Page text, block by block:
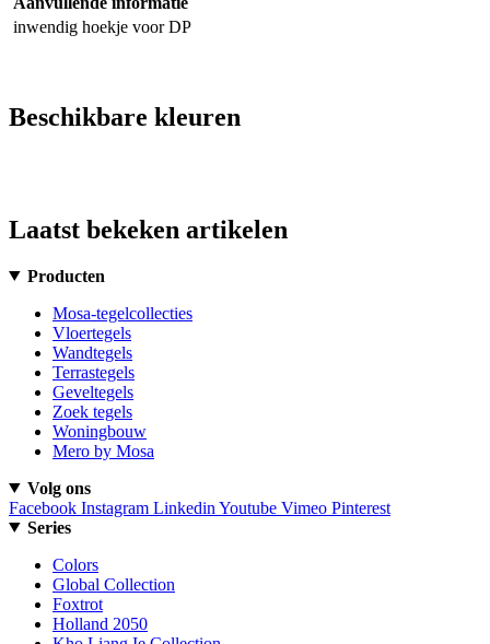
inwendig hoekje voor DP
Beschikbare kleuren
Laatst bekeken artikelen
Producten
Mosa-tegelcollecties
Vloertegels
Wandtegels
Terrastegels
Geveltegels
Zoek tegels
Woningbouw
Mero by Mosa
Volg ons
Facebook Instagram Linkedin Youtube Vimeo Pinterest
Series
Colors
Global Collection
Foxtrot
Holland 2050